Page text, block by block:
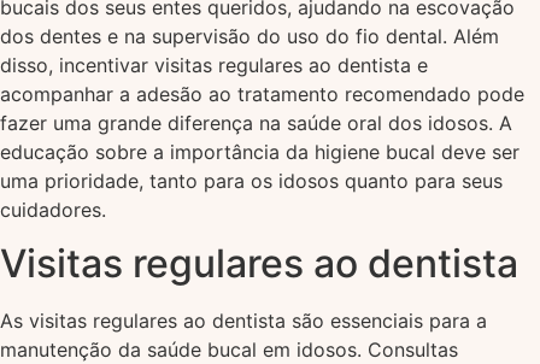
bucais dos seus entes queridos, ajudando na escovação
dos dentes e na supervisão do uso do fio dental. Além
disso, incentivar visitas regulares ao dentista e
acompanhar a adesão ao tratamento recomendado pode
fazer uma grande diferença na saúde oral dos idosos. A
educação sobre a importância da higiene bucal deve ser
uma prioridade, tanto para os idosos quanto para seus
cuidadores.
Visitas regulares ao dentista
As visitas regulares ao dentista são essenciais para a
manutenção da saúde bucal em idosos. Consultas